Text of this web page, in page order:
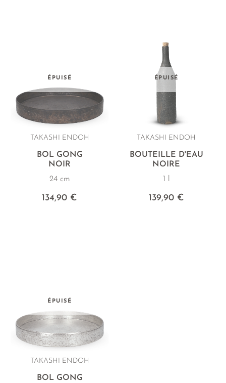
ÉPUISÉ
TAKASHI ENDOH
BOL GONG
NOIR
24 cm
134,90 €
ÉPUISÉ
TAKASHI ENDOH
BOUTEILLE D'EAU
NOIRE
1 l
139,90 €
ÉPUISÉ
TAKASHI ENDOH
BOL GONG